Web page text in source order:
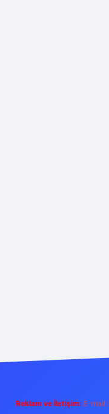
Reklam ve İletişim: E-mail: